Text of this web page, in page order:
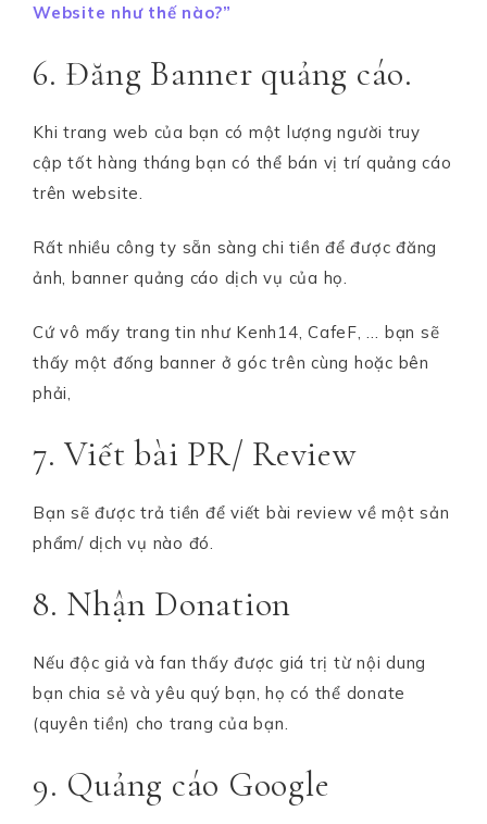
Website như thế nào?”
6. Đăng Banner quảng cáo.
Khi trang web của bạn có một lượng người truy
cập tốt hàng tháng bạn có thể bán vị trí quảng cáo
trên website.
Rất nhiều công ty sẵn sàng chi tiền để được đăng
ảnh, banner quảng cáo dịch vụ của họ.
Cứ vô mấy trang tin như Kenh14, CafeF, … bạn sẽ
thấy một đống banner ở góc trên cùng hoặc bên
phải,
7. Viết bài PR/ Review
Bạn sẽ được trả tiền để viết bài review về một sản
phẩm/ dịch vụ nào đó.
8. Nhận Donation
Nếu độc giả và fan thấy được giá trị từ nội dung
bạn chia sẻ và yêu quý bạn, họ có thể donate
(quyên tiền) cho trang của bạn.
9. Quảng cáo Google